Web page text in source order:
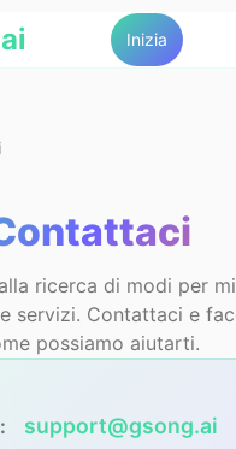
Inizia
ricerca di modi per
servizi. Contattaci e
possiamo aiutarti.
support@gsong.ai